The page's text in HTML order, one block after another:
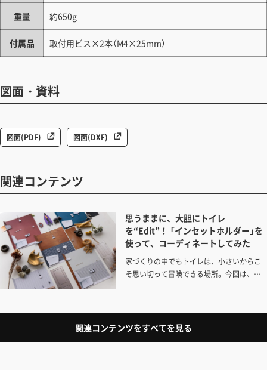
重量 約650g
付属品 取付用ビス×2本（M4×25mm）
図面・資料
図面(PDF) 図面(DXF)
関連コンテンツ
思うままに、大胆にトイレ
を“Edit”！ 「インセットホルダー」を
使って、コーディネートしてみた
家づくりの中でもトイレは、小さいからこ
そ思い切って冒険できる場所。今回は、事
コーディネートを組み立ててみました。ト
イレづくりの参考にどうぞ。
関連コンテンツをすべてを見る